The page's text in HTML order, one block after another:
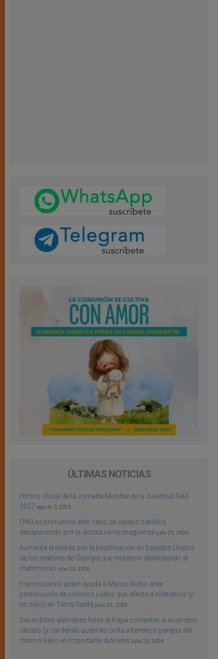
ÚLTIMAS NOTICIAS
Himno oficial de la Jornada Mundial de la Juventud Seúl
2027 agosto 3, 2026
ONU se pronuncia ante caso de obispo católico
desaparecido por la dictadura nicaragüense julio 25, 2026
Aumenta el interés por la beatificación en Estados Unidos
de los mártires de Georgia que murieron defendiendo el
matrimonio julio 25, 2026
Franciscanos piden ayuda a Marco Rubio ante
persecución de colonos judíos que afecta a cristianos (y
no sólo) en Tierra Santa julio 25, 2026
Sacerdotes alemanes fieles al Papa contestan a su propio
obispo (y cardenal) quien les orilla a bendecir parejas del
mismo sexo en importante diócesis julio 25, 2026